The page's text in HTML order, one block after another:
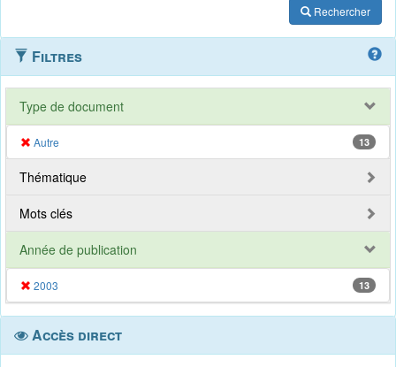
Rechercher
Filtres
Type de document
Autre 13
Thématique
Mots clés
Année de publication
2003 13
Accès direct